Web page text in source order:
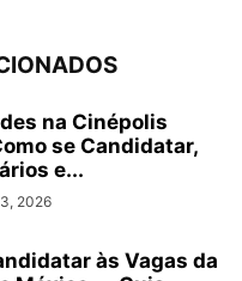
na Cinépolis
se Candidatar,
e...
2026
às Vagas da